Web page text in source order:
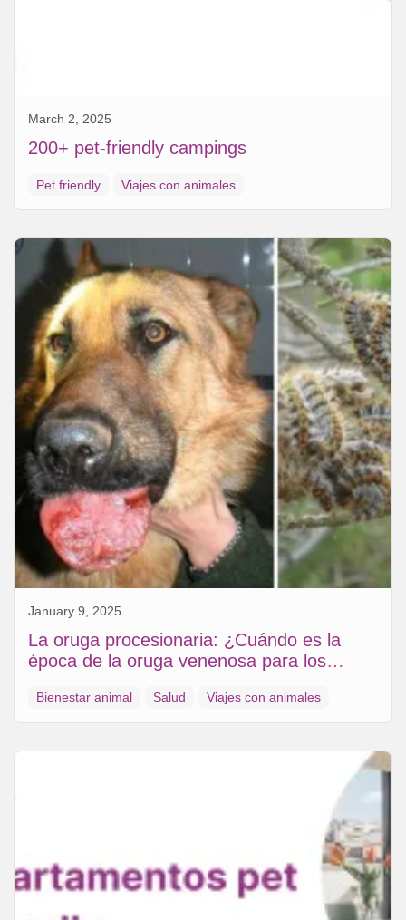
March 2, 2025
200+ pet-friendly campings
Pet friendly Viajes con animales
January 9, 2025
La oruga procesionaria: ¿Cuándo es la
época de la oruga venenosa para los
Bienestar animal Salud Viajes con animales